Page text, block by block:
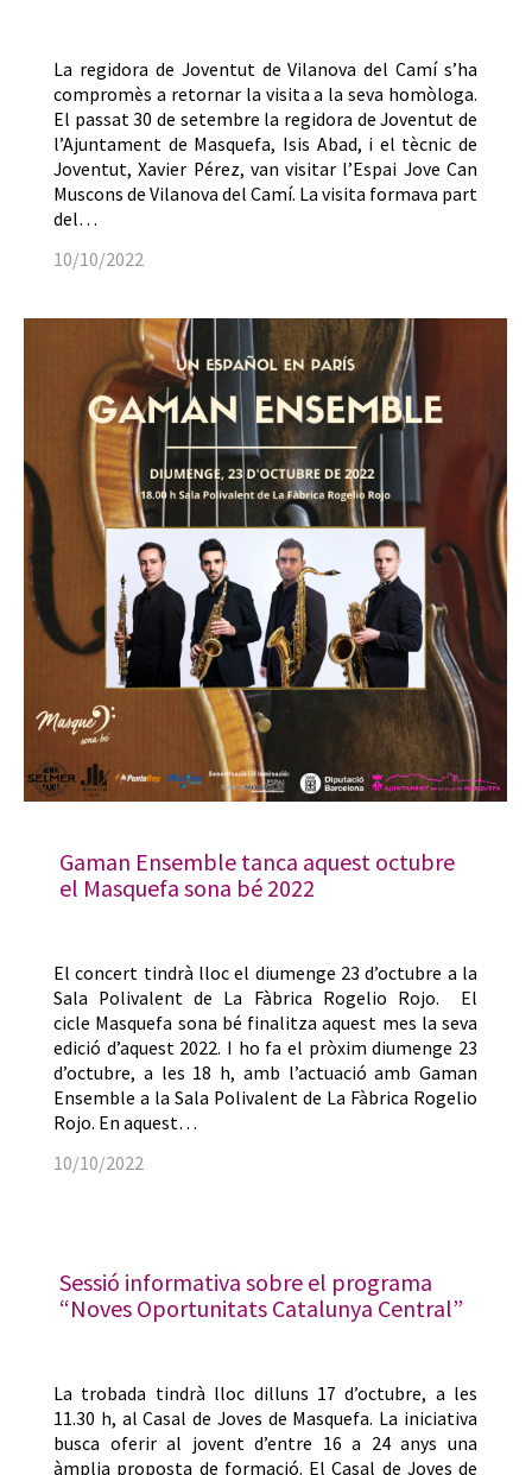
La regidora de Joventut de Vilanova del Camí s’ha
compromès a retornar la visita a la seva homòloga.
El passat 30 de setembre la regidora de Joventut de
l’Ajuntament de Masquefa, Isis Abad, i el tècnic de
Joventut, Xavier Pérez, van visitar l’Espai Jove Can
Muscons de Vilanova del Camí. La visita formava part
del…
10/10/2022
Gaman Ensemble tanca aquest octubre
el Masquefa sona bé 2022
El concert tindrà lloc el diumenge 23 d’octubre a la
Sala Polivalent de La Fàbrica Rogelio Rojo. El
cicle Masquefa sona bé finalitza aquest mes la seva
edició d’aquest 2022. I ho fa el pròxim diumenge 23
d’octubre, a les 18 h, amb l’actuació amb Gaman
Ensemble a la Sala Polivalent de La Fàbrica Rogelio
Rojo. En aquest…
10/10/2022
Sessió informativa sobre el programa
“Noves Oportunitats Catalunya Central”
La trobada tindrà lloc dilluns 17 d’octubre, a les
11.30 h, al Casal de Joves de Masquefa. La iniciativa
busca oferir al jovent d’entre 16 a 24 anys una
àmplia proposta de formació. El Casal de Joves de